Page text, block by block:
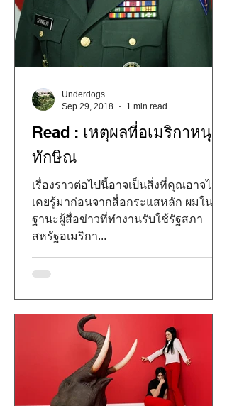
Read : เหตุผลที่อเมริกาหนุน
ทักษิณ
เรื่องราวต่อไปนี้อาจเป็นสิ่งที่คุณอาจไม่
เคยรู้มาก่อนจากสื่อกระแสหลัก ผมใน
ฐานะผู้สื่อข่าวที่ทำงานรับใช้รัฐสภา
สหรัฐอเมริกา...
Underdogs.
Sep 29, 2018
1 min read